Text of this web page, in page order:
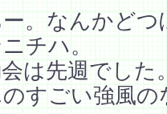
ー。なんかど
チハ。
は先週でした。
のすごい強風